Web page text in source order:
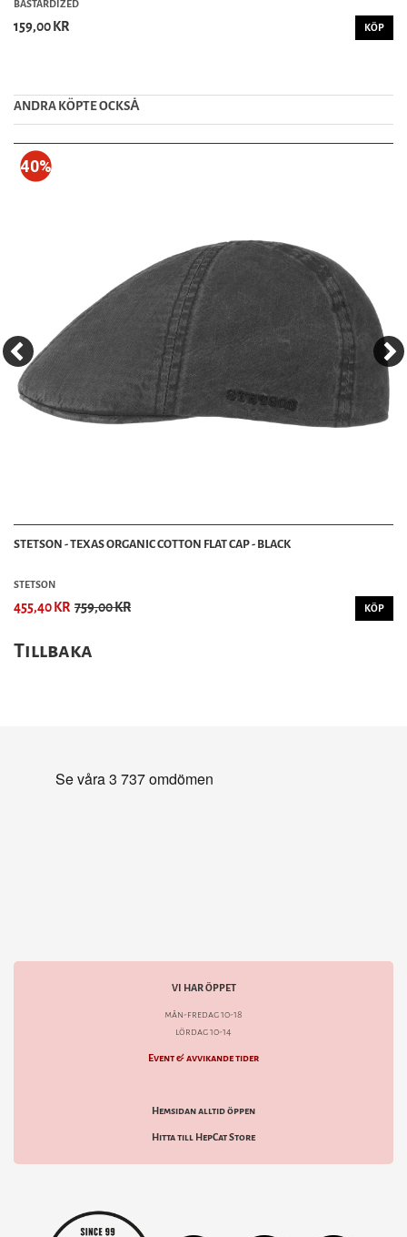
BASTARDIZED
159,00 KR KÖP
ANDRA KÖPTE OCKSȦ
40%
STETSON - TEXAS ORGANIC COTTON FLAT CAP - BLACK
STETSON
455,40 KR 759,00 KR KÖP
Tillbaka
VI HAR ÖPPET
mån-fredag 10-18
lördag 10-14
Event & avvikande tider
Hemsidan alltid öppen
Hitta till HepCat Store